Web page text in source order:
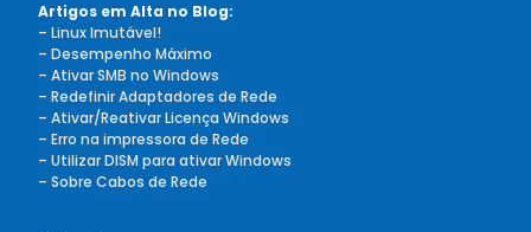
Artigos em Alta no Blog:
– Linux Imutável!
– Desempenho Máximo
– Ativar SMB no Windows
– Redefinir Adaptadores de Rede
– Ativar/Reativar Licença Windows
– Erro na impressora de Rede
– Utilizar DISM para ativar Windows
– Sobre Cabos de Rede